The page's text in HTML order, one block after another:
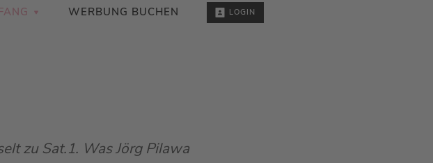
WERBUNG BUCHEN LOGIN
zu Sat.1. Was Jörg Pilawa